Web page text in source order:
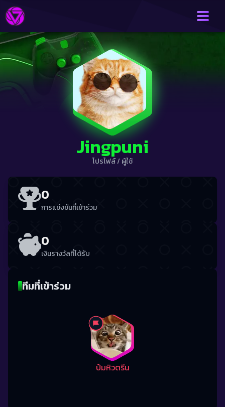
Jingpuni
โปรไฟล์/ผู้ใช้
0
การแข่งขันที่เข้าร่วม
0
เงินรางวัลที่ได้รับ
ทีมที่เข้าร่วม
ป๋มหิวตรีน